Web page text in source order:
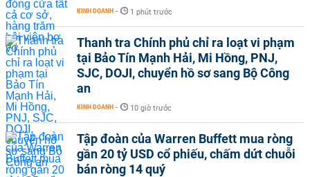
KINH DOANH - 1 phút trước
Thanh tra Chính phủ chỉ ra loạt vi phạm
tại Bảo Tín Mạnh Hải, Mi Hồng, PNJ,
SJC, DOJI, chuyển hồ sơ sang Bộ Công
an
KINH DOANH - 10 giờ trước
Tập đoàn của Warren Buffett mua ròng
gần 20 tỷ USD cổ phiếu, chấm dứt chuỗi
bán ròng 14 quý